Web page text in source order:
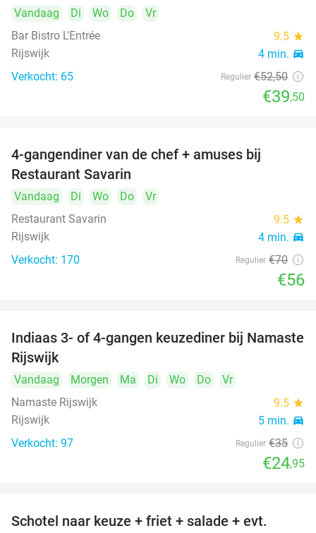
Vandaag Di Wo Do
Vr
Bar Bistro L'Entrée
9.5 star
Rijswijk 4 min. directions_car
Verkocht: 65 Regulier €52,50
€39,50
4-gangendiner van de chef + amuses bij
Restaurant Savarin
Vandaag Di Wo Do
Vr
Restaurant Savarin
9.5 star
Rijswijk 4 min. directions_car
Verkocht: 170 Regulier €70
€56
29%
Indiaas 3- of 4-gangen keuzediner bij Namaste
Rijswijk
Vandaag Morgen Ma Di Wo Do
Vr
Namaste Rijswijk
9.5 star
Rijswijk 5 min. directions_car
Verkocht: 97 Regulier €35
€24,95
Schotel naar keuze + friet + salade + evt.